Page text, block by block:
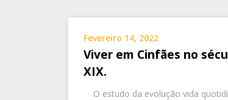
Fevereiro 14, 2022
Viver em Cinfães no
XIX.
O estudo da evolução vida